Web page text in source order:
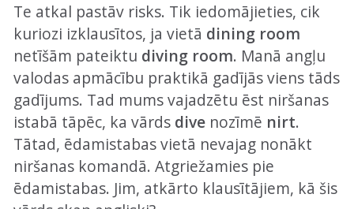
Te atkal pastāv risks. Tik iedomājieties, cik
kuriozi izklausītos, ja vietā dining room
netīšām pateiktu diving room. Manā angļu
valodas apmācību praktikā gadījās viens tāds
gadījums. Tad mums vajadzētu ēst niršanas
istabā tāpēc, ka vārds divenozīmē nirt.
Tātad, ēdamistabas vietā nevajag nonākt
niršanas komandā. Atgriežamies pie
ēdamistabas. Jim, atkārto klausītājiem, kā šis